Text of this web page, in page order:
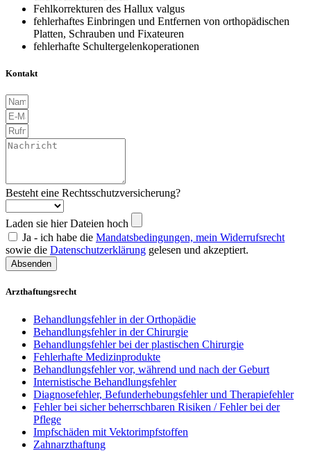
Fehlkorrekturen des Hallux valgus
fehlerhaftes Einbringen und Entfernen von orthopädischen
Platten, Schrauben und Fixateuren
fehlerhafte Schultergelenkoperationen
Kontakt
Besteht eine Rechtsschutzversicherung?
Laden sie hier Dateien hoch
Ja - ich habe die Mandatsbedingungen, mein Widerrufsrecht
sowie die Datenschutzerklärung gelesen und akzeptiert.
Absenden
Arzthaftungsrecht
Behandlungsfehler in der Orthopädie
Behandlungsfehler in der Chirurgie
Behandlungsfehler bei der plastischen Chirurgie
Fehlerhafte Medizinprodukte
Behandlungsfehler vor, während und nach der Geburt
Internistische Behandlungsfehler
Diagnosefehler, Befunderhebungsfehler und Therapiefehler
Fehler bei sicher beherrschbaren Risiken / Fehler bei der
Pflege
Impfschäden mit Vektorimpfstoffen
Zahnarzthaftung